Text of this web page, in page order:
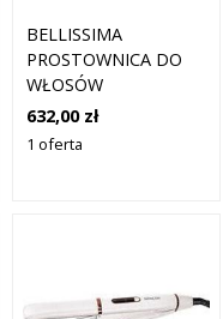
BELLISSIMA
PROSTOWNICA DO
WŁOSÓW
INTELLISENSE B24
100 B24 100 1 SZT
632,00 zł
1 oferta